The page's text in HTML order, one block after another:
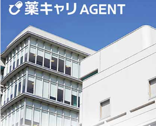
データを利活用し、またシステム管理できるこ
とは、病院薬剤師を中心に大きな武器になりま
す。